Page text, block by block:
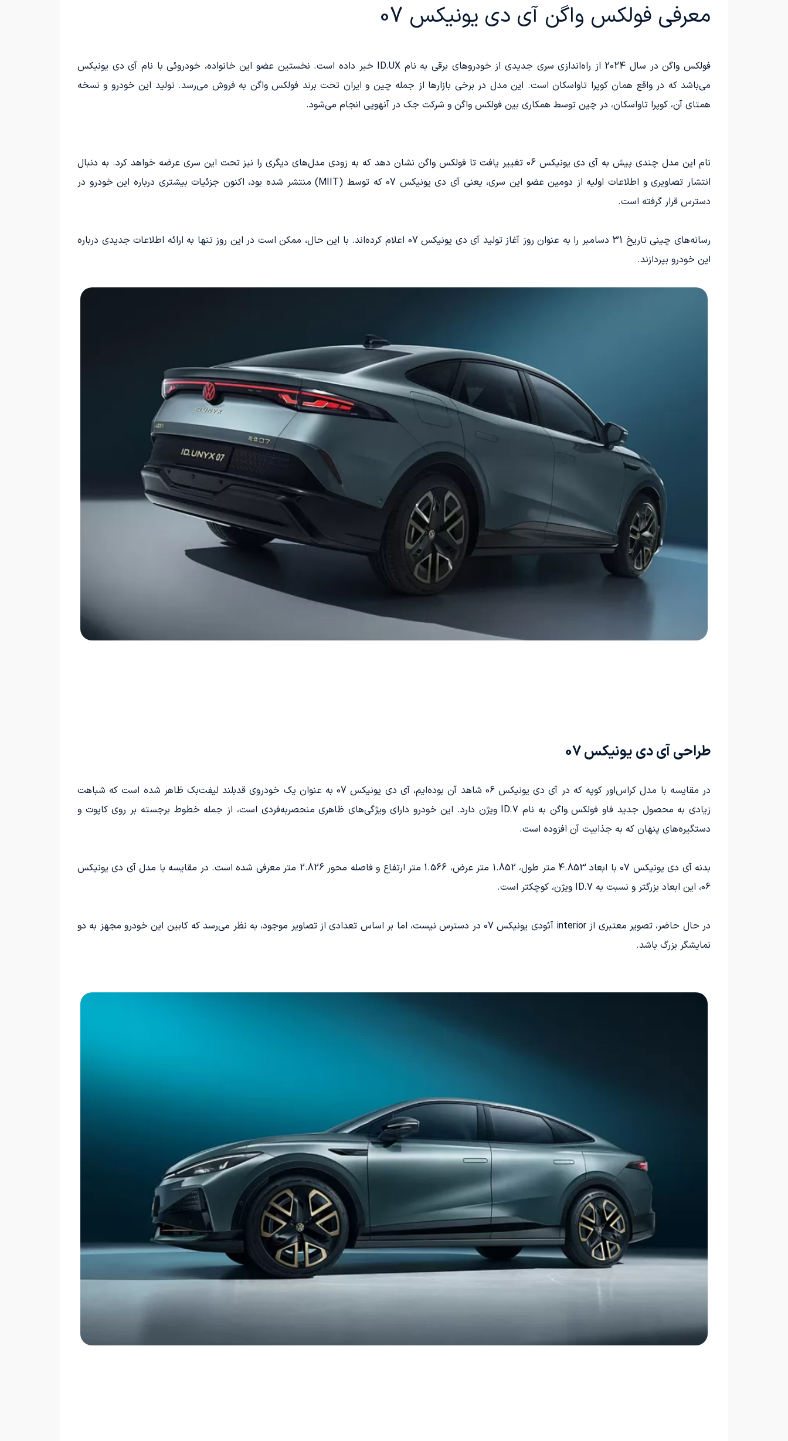
معرفی فولکس واگن آی دی یونیکس 07
فولکس واگن در سال 2024 از راه‌اندازی سری جدیدی از خودروهای برقی به نام ID.UX خبر داده است. نخستین عضو این خانواده، خودروئی با نام آی دی یونیکس
می‌باشد که در واقع همان کوپرا تاواسکان است. این مدل در برخی بازارها از جمله چین و ایران تحت برند فولکس واگن به فروش می‌رسد. تولید این خودرو و نسخه
همتای آن، کوپرا تاواسکان، در چین توسط همکاری بین فولکس واگن و شرکت جک در آنهویی انجام می‌شود.
نام این مدل چندی پیش به آی دی یونیکس 06 تغییر یافت تا فولکس واگن نشان دهد که به زودی مدل‌های دیگری را نیز تحت این سری عرضه خواهد کرد. به دنبال
انتشار تصاویری و اطلاعات اولیه از دومین عضو این سری، یعنی آی دی یونیکس 07 که توسط (MIIT) منتشر شده بود، اکنون جزئیات بیشتری درباره این خودرو در
دسترس قرار گرفته است.
رسانه‌های چینی تاریخ 31 دسامبر را به عنوان روز آغاز تولید آی دی یونیکس 07 اعلام کرده‌اند. با این حال، ممکن است در این روز تنها به ارائه اطلاعات جدیدی درباره
این خودرو بپردازند.
طراحی آی دی یونیکس 07
در مقایسه با مدل کراس‌اور کوپه که در آی دی یونیکس 06 شاهد آن بوده‌ایم، آی دی یونیکس 07 به عنوان یک خودروی قدبلند لیفت‌بک ظاهر شده است که شباهت
زیادی به محصول جدید فاو فولکس واگن به نام ID.7 ویژن دارد. این خودرو دارای ویژگی‌های ظاهری منحصربه‌فردی است، از جمله خطوط برجسته بر روی کاپوت و
دستگیره‌های پنهان که به جذابیت آن افزوده است.
بدنه آی دی یونیکس 07 با ابعاد 4.853 متر طول، 1.852 متر عرض، 1.566 متر ارتفاع و فاصله محور 2.826 متر معرفی شده است. در مقایسه با مدل آی دی یونیکس
06، این ابعاد بزرگتر و نسبت به ID.7 ویژن، کوچکتر است.
در حال حاضر، تصویر معتبری از interior آئودی یونیکس 07 در دسترس نیست، اما بر اساس تعدادی از تصاویر موجود، به نظر می‌رسد که کابین این خودرو مجهز به دو
نمایشگر بزرگ باشد.